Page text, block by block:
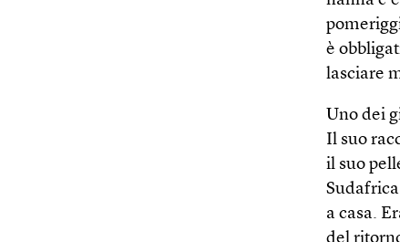
è
lasciare
Uno dei
Il suo
il suo
a casa.